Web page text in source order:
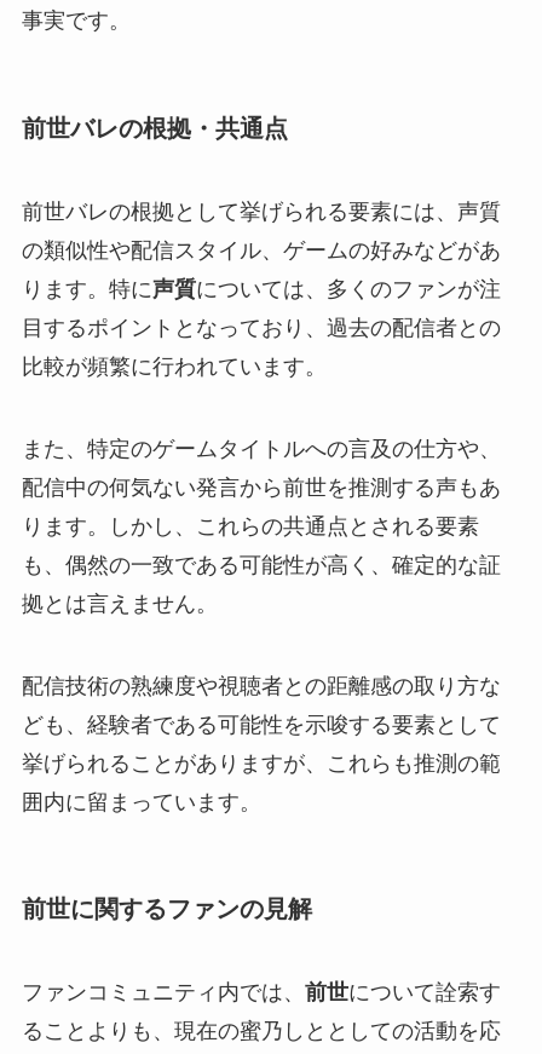
事実です。
前世バレの根拠・共通点
前世バレの根拠として挙げられる要素には、声質
の類似性や配信スタイル、ゲームの好みなどがあ
ります。特に声質については、多くのファンが注
目するポイントとなっており、過去の配信者との
比較が頻繁に行われています。
また、特定のゲームタイトルへの言及の仕方や、
配信中の何気ない発言から前世を推測する声もあ
ります。しかし、これらの共通点とされる要素
も、偶然の一致である可能性が高く、確定的な証
拠とは言えません。
配信技術の熟練度や視聴者との距離感の取り方な
ども、経験者である可能性を示唆する要素として
挙げられることがありますが、これらも推測の範
囲内に留まっています。
前世に関するファンの見解
ファンコミュニティ内では、 前世について詮索す
ることよりも、現在の蜜乃しととしての活動を応